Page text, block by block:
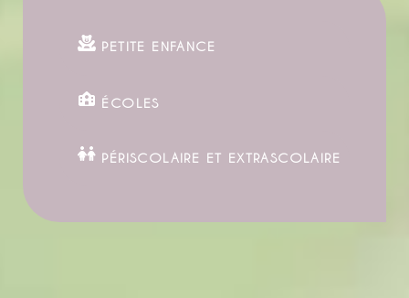
PETITE ENFANCE
ÉCOLES
PÉRISCOLAIRE ET EXTRASCOLAIRE